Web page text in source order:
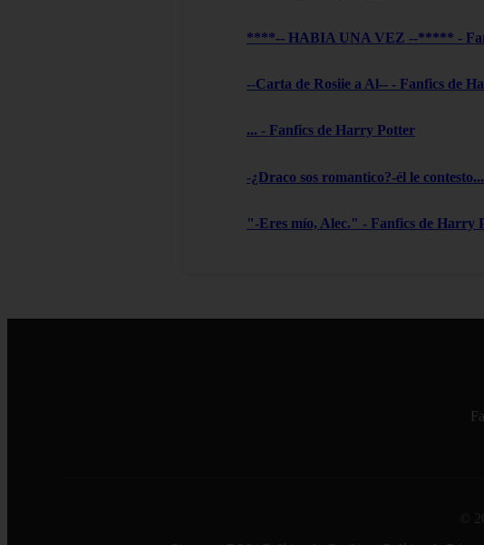
****-- HABIA UNA VEZ --***** -
--Carta de Rosiie a Al-- - Fanfics de
... - Fanfics de Harry Potter
-¿Draco sos romantico?-él le
"-Eres mío, Alec." - Fanfics de Harry
©